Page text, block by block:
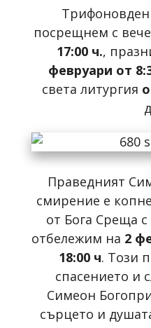
посрещнем с
17:00 ч.,
февруари от
света литургия
Праведният
смирение е
от Бога Среща
отбележим на 2
18:00 ч. Този
спасението и
Симеон
сърцето и